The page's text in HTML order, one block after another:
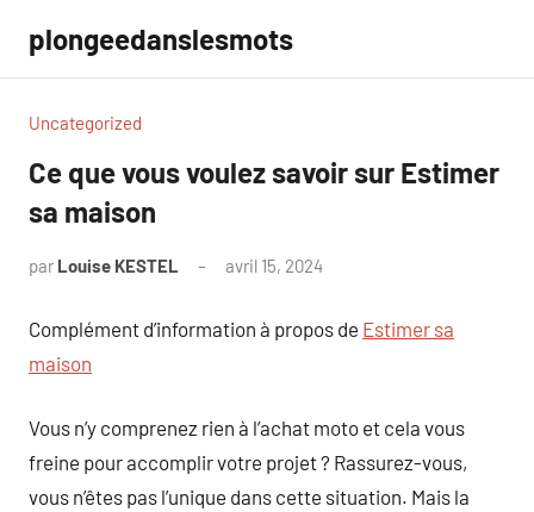
contenu
plongeedanslesmots
Uncategorized
Ce que vous voulez savoir sur Estimer
sa maison
par Louise KESTEL avril 15, 2024
Complément d’information à propos de Estimer sa
maison
Vous n’y comprenez rien à l’achat moto et cela vous
freine pour accomplir votre projet ? Rassurez-vous,
vous n’êtes pas l’unique dans cette situation. Mais la